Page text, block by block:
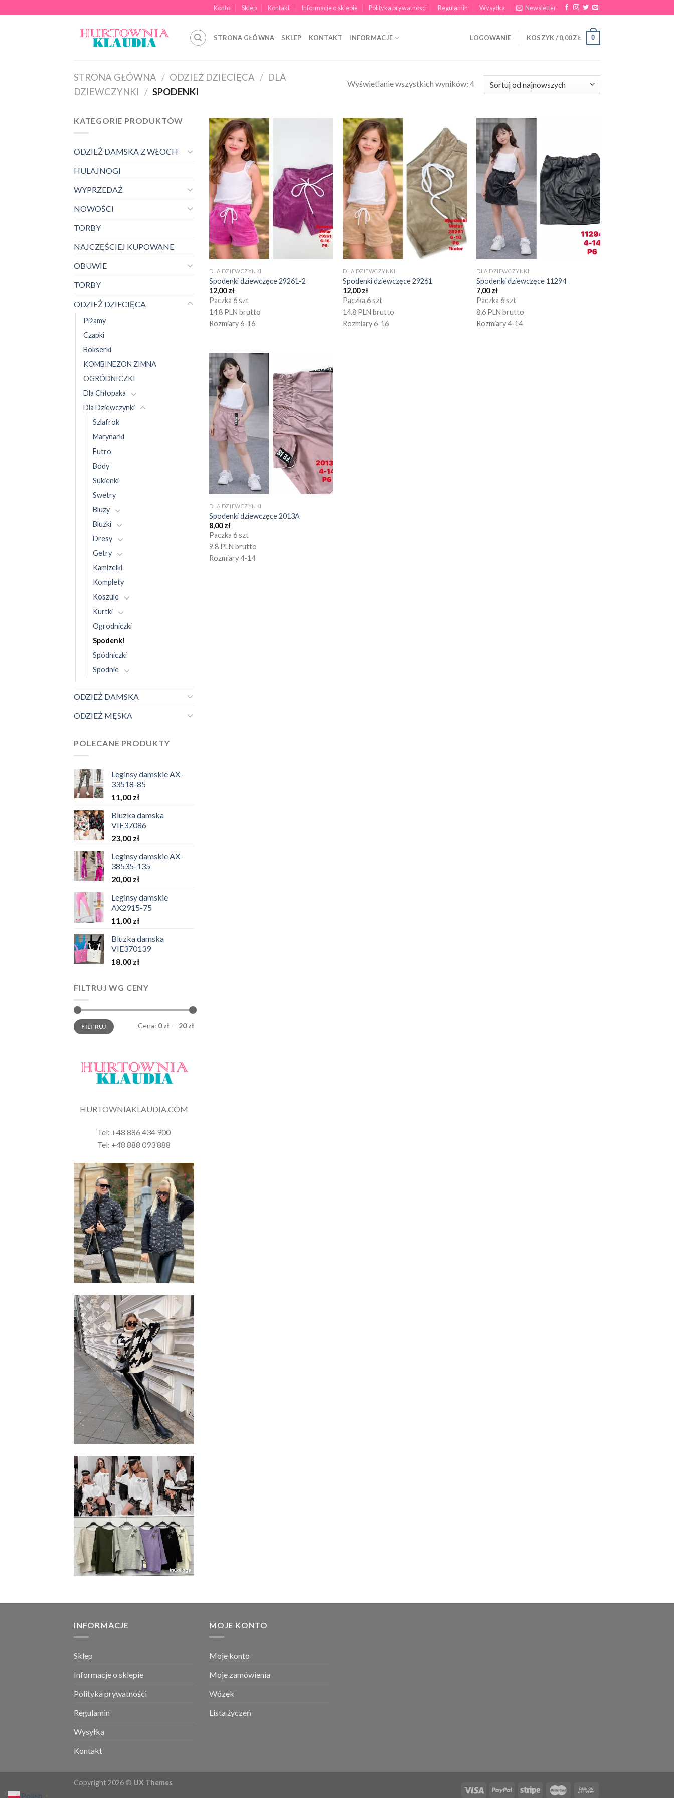
to
Konto Sklep Kontakt Informacje o sklepie Polityka prywatności Regulamin Wysyłka Newsletter
STRONA GŁÓWNA SKLEP KONTAKT INFORMACJE LOGOWANIE KOSZYK /0,00ZŁ 0
STRONA GŁÓWNA / ODZIEŻ DZIECIĘCA / DLA
DZIEWCZYNKI / SPODENKI
Wyświetlanie wszystkich wyników: 4
KATEGORIE PRODUKTÓW
ODZIEŻ DAMSKA Z WŁOCH
HULAJNOGI
WYPRZEDAŻ
NOWOŚCI
TORBY
NAJCZĘŚCIEJ KUPOWANE
OBUWIE
TORBY
ODZIEŻ DZIECIĘCA
Piżamy
Czapki
Bokserki
KOMBINEZON ZIMNA
OGRÓDNICZKI
Dla Chłopaka
Dla Dziewczynki
Szlafrok
Marynarki
Futro
Body
Sukienki
Swetry
Bluzy
Bluzki
Dresy
Getry
Kamizelki
Komplety
Koszule
Kurtki
Ogrodniczki
Spodenki
Spódniczki
Spodnie
ODZIEŻ DAMSKA
ODZIEŻ MĘSKA
POLECANE PRODUKTY
Leginsy damskie AX-
33518-85
11,00 zł
Bluzka damska
VIE37086
23,00 zł
Leginsy damskie AX-
38535-135
20,00 zł
Leginsy damskie
AX2915-75
11,00 zł
Bluzka damska
VIE370139
18,00 zł
FILTRUJ WG CENY
Cena
min.
Cena
maks.FILTRUJ Cena: 0 zł — 20 zł
HURTOWNIAKLAUDIA.COM
Tel: +48 886 434 900
Tel: +48 888 093 888
DLA DZIEWCZYNKI
Spodenki dziewczęce 29261-2
12,00zł
Paczka 6 szt
14.8 PLN brutto
Rozmiary 6-16
DLA DZIEWCZYNKI
Spodenki dziewczęce 29261
12,00zł
Paczka 6 szt
14.8 PLN brutto
Rozmiary 6-16
DLA DZIEWCZYNKI
Spodenki dziewczęce 11294
7,00zł
Paczka 6 szt
8.6 PLN brutto
Rozmiary 4-14
DLA DZIEWCZYNKI
Spodenki dziewczęce 2013A
8,00zł
Paczka 6 szt
9.8 PLN brutto
Rozmiary 4-14
INFORMACJE
Sklep
Informacje o sklepie
Polityka prywatności
Regulamin
Wysyłka
Kontakt
MOJE KONTO
Moje konto
Moje zamówienia
Wózek
Lista życzeń
Copyright 2026 © UX Themes
Polish